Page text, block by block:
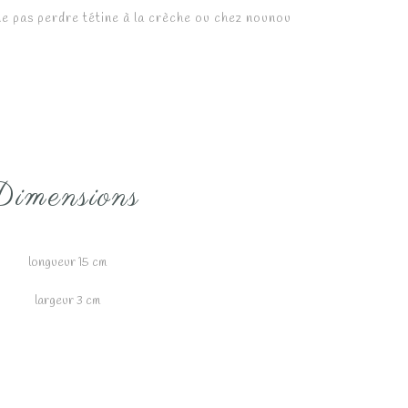
pas perdre tétine à la crèche ou chez nounou
longueur 15 cm
largeur 3 cm